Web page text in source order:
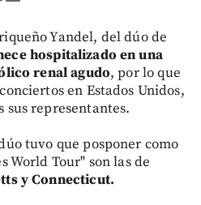
Yandel, del dúo de
hospitalizado en una
renal agudo, por lo que
en Estados Unidos,
representantes.
tuvo que posponer como
World Tour" son las de
y Connecticut.